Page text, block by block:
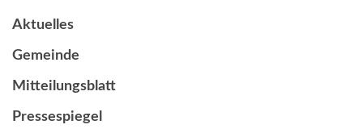
Aktuelles
Gemeinde
Mitteilungsblatt
Pressespiegel